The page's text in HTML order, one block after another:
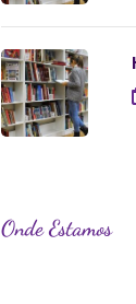
Onde Estamos